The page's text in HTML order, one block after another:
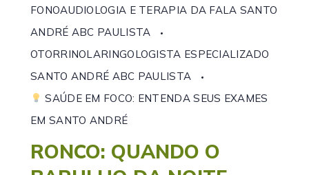
FONOAUDIOLOGIA E TERAPIA DA FALA SANTO
ANDRÉ ABC PAULISTA
OTORRINOLARINGOLOGISTA ESPECIALIZADO
SANTO ANDRÉ ABC PAULISTA
SAÚDE EM FOCO: ENTENDA SEUS EXAMES
EM SANTO ANDRÉ
RONCO: QUANDO O